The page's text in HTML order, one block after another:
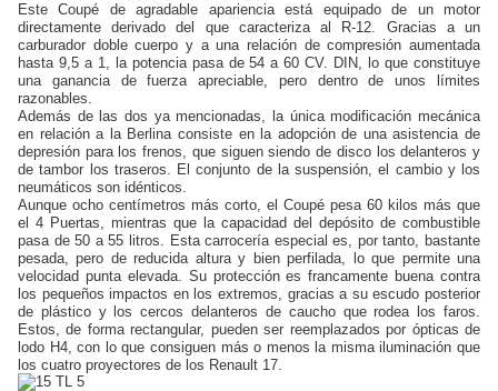
Este Coupé de agradable apariencia está equipado de un motor
directamente derivado del que caracteriza al R-12. Gracias a un
carburador doble cuerpo y a una relación de compresión aumentada
hasta 9,5 a 1, la potencia pasa de 54 a 60 CV. DIN, lo que constituye
una ganancia de fuerza apreciable, pero dentro de unos límites
razonables.
Además de las dos ya mencionadas, la única modificación mecánica
en relación a la Berlina consiste en la adopción de una asistencia de
depresión para los frenos, que siguen siendo de disco los delanteros y
de tambor los traseros. El conjunto de la suspensión, el cambio y los
neumáticos son idénticos.
Aunque ocho centímetros más corto, el Coupé pesa 60 kilos más que
el 4 Puertas, mientras que la capacidad del depósito de combustible
pasa de 50 a 55 litros. Esta carrocería especial es, por tanto, bastante
pesada, pero de reducida altura y bien perfilada, lo que permite una
velocidad punta elevada. Su protección es francamente buena contra
los pequeños impactos en los extremos, gracias a su escudo posterior
de plástico y los cercos delanteros de caucho que rodea los faros.
Estos, de forma rectangular, pueden ser reemplazados por ópticas de
lodo H4, con lo que consiguen más o menos la misma iluminación que
los cuatro proyectores de los Renault 17.